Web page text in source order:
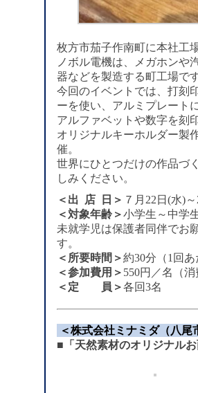
枚方市茄子作南町に本社工
ノボル電機は、メガホンや
器などを製造する町工場です
今回のイベントでは、打刻
ーを使い、アルミプレート
アルファベットや数字を刻
オリジナルキーホルダー製
催。
世界にひとつだけの作品づ
しみください。
＜出 店 日＞ ７月22日(水)
＜対象年齢＞小学生～中
未就学児は保護者同伴でお
す。
＜所要時間＞約30分（1回あ
＜参加費用＞ 550円／名（消
＜定 員＞各回3名
＜株式会社ミナミダ（八尾
■「天然素材のオリジナルお